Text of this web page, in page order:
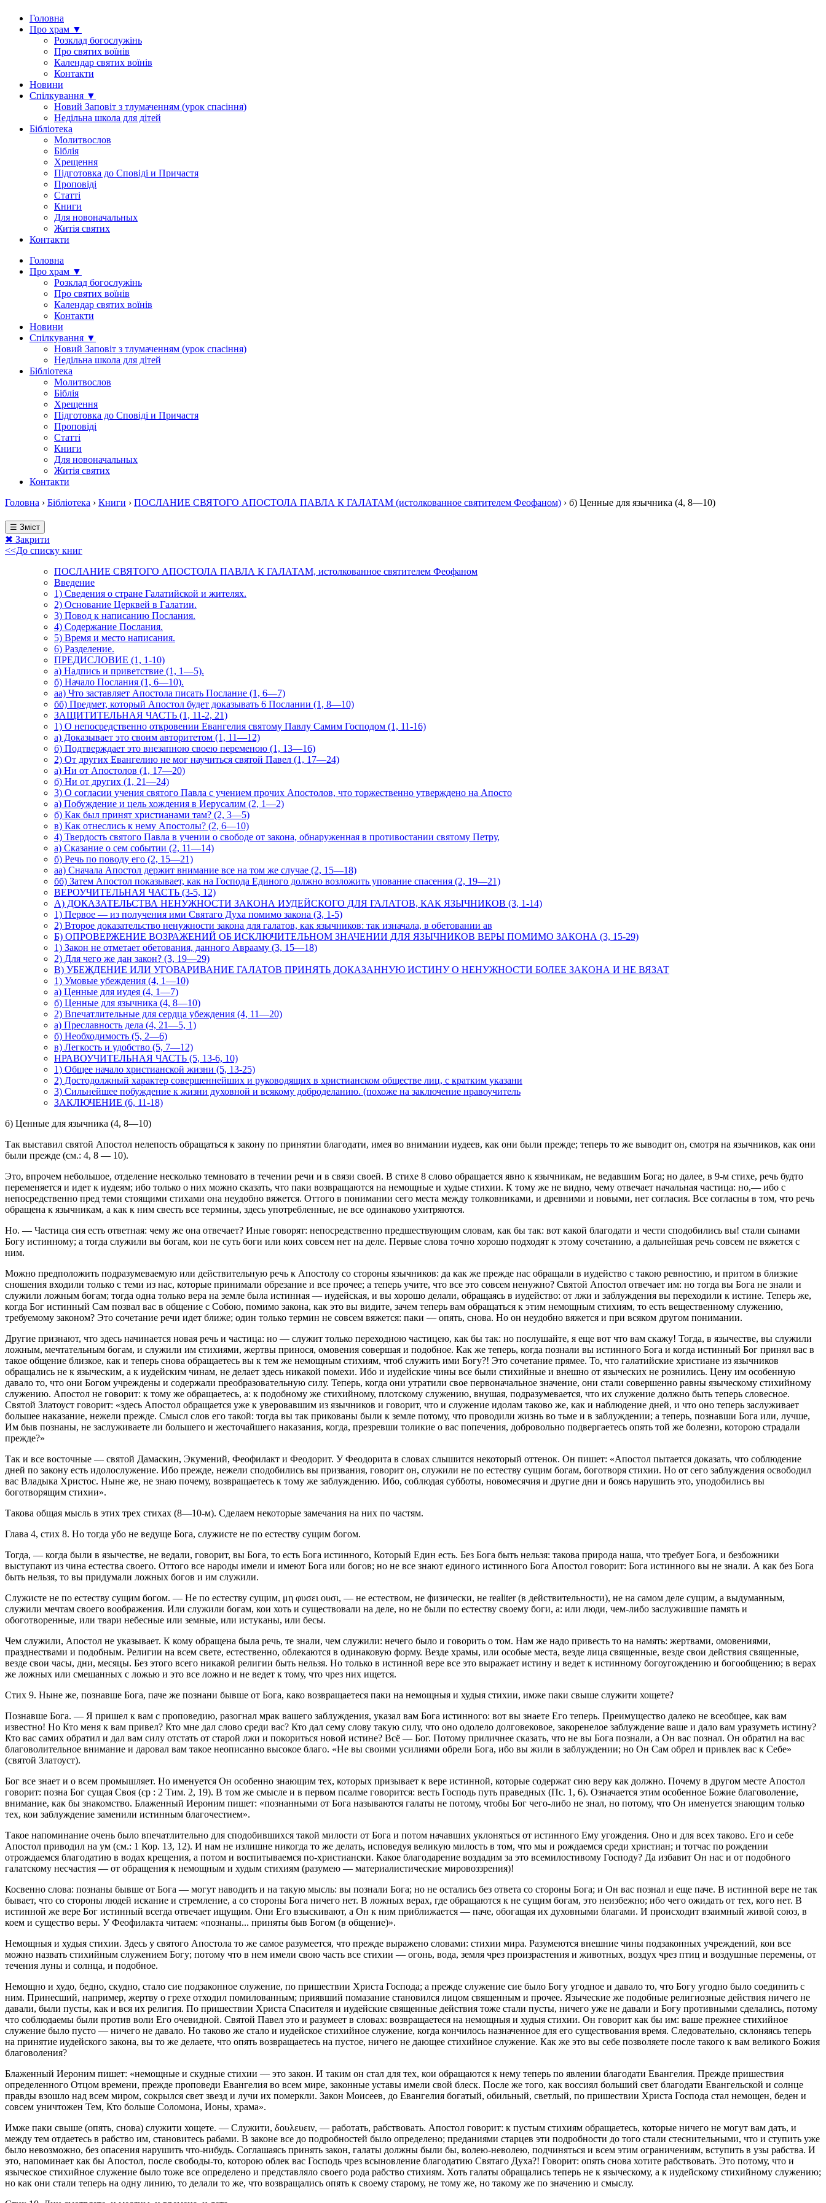
Головна
Про храм ▼
Розклад богослужінь
Про святих воїнів
Календар святих воїнів
Контакти
Новини
Спілкування ▼
Новий Заповіт з тлумаченням (урок спасіння)
Недільна школа для дітей
Бібліотека
Молитвослов
Біблія
Хрещення
Підготовка до Сповіді и Причастя
Проповіді
Статті
Книги
Для новоначальных
Житія святих
Контакти
Головна
Про храм ▼
Розклад богослужінь
Про святих воїнів
Календар святих воїнів
Контакти
Новини
Спілкування ▼
Новий Заповіт з тлумаченням (урок спасіння)
Недільна школа для дітей
Бібліотека
Молитвослов
Біблія
Хрещення
Підготовка до Сповіді и Причастя
Проповіді
Статті
Книги
Для новоначальных
Житія святих
Контакти
Головна › Бібліотека › Книги › ПОСЛАНИЕ СВЯТОГО АПОСТОЛА ПАВЛА К ГАЛАТАМ (истолкованное святителем Феофаном) › б) Ценные для язычника (4, 8—10)
☰ Зміст
✖ Закрити
<<До списку книг
ПОСЛАНИЕ СВЯТОГО АПОСТОЛА ПАВЛА К ГАЛАТАМ, истолкованное святителем Феофаном
Введение
1) Сведения о стране Галатийской и жителях.
2) Основание Церквей в Галатии.
3) Повод к написанию Послания.
4) Содержание Послания.
5) Время и место написания.
6) Разделение.
ПРЕДИСЛОВИЕ (1, 1-10)
а) Надпись и приветствие (1, 1—5).
б) Начало Послания (1, 6—10).
аа) Что заставляет Апостола писать Послание (1, 6—7)
бб) Предмет, который Апостол будет доказывать 6 Послании (1, 8—10)
ЗАЩИТИТЕЛЬНАЯ ЧАСТЬ (1, 11-2, 21)
1) О непосредственно откровении Евангелия святому Павлу Самим Господом (1, 11-16)
а) Доказывает это своим авторитетом (1, 11—12)
б) Подтверждает это внезапною своею переменою (1, 13—16)
2) От других Евангелию не мог научиться святой Павел (1, 17—24)
а) Ни от Апостолов (1, 17—20)
б) Ни от других (1, 21—24)
3) О согласии учения святого Павла с учением прочих Апостолов, что торжественно утверждено на Апосто
а) Побуждение и цель хождения в Иерусалим (2, 1—2)
б) Как был принят христианами там? (2, 3—5)
в) Как отнеслись к нему Апостолы? (2, 6—10)
4) Твердость святого Павла в учении о свободе от закона, обнаруженная в противостании святому Петру,
а) Сказание о сем событии (2, 11—14)
б) Речь по поводу его (2, 15—21)
аа) Сначала Апостол держит внимание все на том же случае (2, 15—18)
бб) Затем Апостол показывает, как на Господа Единого должно возложить упование спасения (2, 19—21)
ВЕРОУЧИТЕЛЬНАЯ ЧАСТЬ (3-5, 12)
А) ДОКАЗАТЕЛЬСТВА НЕНУЖНОСТИ ЗАКОНА ИУДЕЙСКОГО ДЛЯ ГАЛАТОВ, КАК ЯЗЫЧНИКОВ (3, 1-14)
1) Первое — из получения ими Святаго Духа помимо закона (3, 1-5)
2) Второе доказательство ненужности закона для галатов, как язычников: так изначала, в обетовании ав
Б) ОПРОВЕРЖЕНИЕ ВОЗРАЖЕНИЙ ОБ ИСКЛЮЧИТЕЛЬНОМ ЗНАЧЕНИИ ДЛЯ ЯЗЫЧНИКОВ ВЕРЫ ПОМИМО ЗАКОНА (3, 15-29)
1) Закон не отметает обетования, данного Аврааму (3, 15—18)
2) Для чего же дан закон? (3, 19—29)
В) УБЕЖДЕНИЕ ИЛИ УГОВАРИВАНИЕ ГАЛАТОВ ПРИНЯТЬ ДОКАЗАННУЮ ИСТИНУ О НЕНУЖНОСТИ БОЛЕЕ ЗАКОНА И НЕ ВЯЗАТ
1) Умовые убеждения (4, 1—10)
а) Ценные для иудея (4, 1—7)
б) Ценные для язычника (4, 8—10)
2) Впечатлительные для сердца убеждения (4, 11—20)
а) Преславность дела (4, 21—5, 1)
б) Необходимость (5, 2—6)
в) Легкость и удобство (5, 7—12)
НРАВОУЧИТЕЛЬНАЯ ЧАСТЬ (5, 13-6, 10)
1) Общее начало христианской жизни (5, 13-25)
2) Достодолжный характер совершеннейших и руководящих в христианском обществе лиц, с кратким указани
3) Сильнейшее побуждение к жизни духовной и всякому доброделанию. (похоже на заключение нравоучитель
ЗАКЛЮЧЕНИЕ (6, 11-18)
б) Ценные для язычника (4, 8—10)
Так выставил святой Апостол нелепость обращаться к закону по принятии благодати, имея во внимании иудеев, как они были прежде; теперь то же выводит он, смотря на язычников, как они
были прежде (см.: 4, 8 — 10).
Это, впрочем небольшое, отделение несколько темновато в течении речи и в связи своей. В стихе 8 слово обращается явно к язычникам, не ведавшим Бога; но далее, в 9-м стихе, речь будто
переменяется и идет к иудеям; ибо только о них можно сказать, что паки возвращаются на немощные и худые стихии. К тому же не видно, чему отвечает начальная частица: но,— ибо с
непосредственно пред теми стоящими стихами она неудобно вяжется. Оттого в понимании сего места между толковниками, и древними и новыми, нет согласия. Все согласны в том, что речь
обращена к язычникам, а как к ним свесть все термины, здесь употребленные, не все одинаково ухитряются.
Но. — Частица сия есть ответная: чему же она отвечает? Иные говорят: непосредственно предшествующим словам, как бы так: вот какой благодати и чести сподобились вы! стали сынами
Богу истинному; а тогда служили вы богам, кои не суть боги или коих совсем нет на деле. Первые слова точно хорошо подходят к этому сочетанию, а дальнейшая речь совсем не вяжется с
ним.
Можно предположить подразумеваемую или действительную речь к Апостолу со стороны язычников: да как же прежде нас обращали в иудейство с такою ревностию, и притом в близкие
сношения входили только с теми из нас, которые принимали обрезание и все прочее; а теперь учите, что все это совсем ненужно? Святой Апостол отвечает им: но тогда вы Бога не знали и
служили ложным богам; тогда одна только вера на земле была истинная — иудейская, и вы хорошо делали, обращаясь в иудейство: от лжи и заблуждения вы переходили к истине. Теперь же,
когда Бог истинный Сам позвал вас в общение с Собою, помимо закона, как это вы видите, зачем теперь вам обращаться к этим немощным стихиям, то есть вещественному служению,
требуемому законом? Это сочетание речи идет ближе; один только термин не совсем вяжется: паки — опять, снова. Но он неудобно вяжется и при всяком другом понимании.
Другие признают, что здесь начинается новая речь и частица: но — служит только переходною частицею, как бы так: но послушайте, я еще вот что вам скажу! Тогда, в язычестве, вы служили
ложным, мечтательным богам, и служили им стихиями, жертвы принося, омовения совершая и подобное. Как же теперь, когда познали вы истинного Бога и когда истинный Бог принял вас в
такое общение близкое, как и теперь снова обращаетесь вы к тем же немощным стихиям, чтоб служить ими Богу?! Это сочетание прямее. То, что галатийские христиане из язычников
обращались не к языческим, а к иудейским чинам, не делает здесь никакой помехи. Ибо и иудейские чины все были стихийные и внешно от языческих не рознились. Цену им особенную
давало то, что они Богом учреждены и содержали преобразовательную силу. Теперь, когда они утратили свое первоначальное значение, они стали совершенно равны языческому стихийному
служению. Апостол не говорит: к тому же обращаетесь, а: к подобному же стихийному, плотскому служению, внушая, подразумевается, что их служение должно быть теперь словесное.
Святой Златоуст говорит: «здесь Апостол обращается уже к уверовавшим из язычников и говорит, что и служение идолам таково же, как и наблюдение дней, и что оно теперь заслуживает
большее наказание, нежели прежде. Смысл слов его такой: тогда вы так прикованы были к земле потому, что проводили жизнь во тьме и в заблуждении; а теперь, познавши Бога или, лучше,
Им быв познаны, не заслуживаете ли большего и жесточайшего наказания, когда, презревши толикие о вас попечения, добровольно подвергаетесь опять той же болезни, которою страдали
прежде?»
Так и все восточные — святой Дамаскин, Экумений, Феофилакт и Феодорит. У Феодорита в словах слышится некоторый оттенок. Он пишет: «Апостол пытается доказать, что соблюдение
дней по закону есть идолослужение. Ибо прежде, нежели сподобились вы призвания, говорит он, служили не по естеству сущим богам, боготворя стихии. Но от сего заблуждения освободил
вас Владыка Христос. Ныне же, не знаю почему, возвращаетесь к тому же заблуждению. Ибо, соблюдая субботы, новомесячия и другие дни и боясь нарушить это, уподобились вы
боготворящим стихии».
Такова общая мысль в этих трех стихах (8—10-м). Сделаем некоторые замечания на них по частям.
Глава 4, стих 8. Но тогда убо не ведуще Бога, служисте не по естеству сущим богом.
Тогда, — когда были в язычестве, не ведали, говорит, вы Бога, то есть Бога истинного, Который Един есть. Без Бога быть нельзя: такова природа наша, что требует Бога, и безбожники
выступают из чина естества своего. Оттого все народы имели и имеют Бога или богов; но не все знают единого истинного Бога Апостол говорит: Бога истинного вы не знали. А как без Бога
быть нельзя, то вы придумали ложных богов и им служили.
Служисте не по естеству сущим богом. — Не по естеству сущим, μη φυσει ουσι, — не естеством, не физически, не realiter (в действительности), не на самом деле сущим, а выдуманным,
служили мечтам своего воображения. Или служили богам, кои хоть и существовали на деле, но не были по естеству своему боги, а: или люди, чем-либо заслужившие память и
обоготворенные, или твари небесные или земные, или истуканы, или бесы.
Чем служили, Апостол не указывает. К кому обращена была речь, те знали, чем служили: нечего было и говорить о том. Нам же надо привесть то на намять: жертвами, омовениями,
празднествами и подобным. Религии на всем свете, естественно, облекаются в одинаковую форму. Везде храмы, или особые места, везде лица священные, везде свои действия священные,
везде свои часы, дни, месяцы. Без этого всего никакой религии быть нельзя. Но только в истинной вере все это выражает истину и ведет к истинному богоугождению и богообщению; в верах
же ложных или смешанных с ложью и это все ложно и не ведет к тому, что чрез них ищется.
Стих 9. Ныне же, познавше Бога, паче же познани бывше от Бога, како возвращаетеся паки на немощныя и худыя стихии, имже паки свыше служити хощете?
Познавше Бога. — Я пришел к вам с проповедию, разогнал мрак вашего заблуждения, указал вам Бога истинного: вот вы знаете Его теперь. Преимущество далеко не всеобщее, как вам
известно! Но Кто меня к вам привел? Кто мне дал слово среди вас? Кто дал сему слову такую силу, что оно одолело долговековое, закоренелое заблуждение ваше и дало вам уразуметь истину?
Кто вас самих обратил и дал вам силу отстать от старой лжи и покориться новой истине? Всё — Бог. Потому приличнее сказать, что не вы Бога познали, а Он вас познал. Он обратил на вас
благоволительное внимание и даровал вам такое неописанно высокое благо. «Не вы своими усилиями обрели Бога, ибо вы жили в заблуждении; но Он Сам обрел и привлек вас к Себе»
(святой Златоуст).
Бог все знает и о всем промышляет. Но именуется Он особенно знающим тех, которых призывает к вере истинной, которые содержат сию веру как должно. Почему в другом месте Апостол
говорит: позна Бог сущая Своя (ср : 2 Тим. 2, 19). В том же смысле и в первом псалме говорится: весть Господь путь праведных (Пс. 1, 6). Означается этим особенное Божие благоволение,
внимание, как бы знакомство. Блаженный Иероним пишет: «познанными от Бога называются галаты не потому, чтобы Бог чего-либо не знал, но потому, что Он именуется знающим только
тех, кои заблуждение заменили истинным благочестием».
Такое напоминание очень было впечатлительно для сподобившихся такой милости от Бога и потом начавших уклоняться от истинного Ему угождения. Оно и для всех таково. Его и себе
Апостол приводил на ум (см.: 1 Кор. 13, 12). И нам не излишне никогда то же делать, исповедуя великую милость в том, что мы и рождаемся среди христиан; и тотчас по рождении
отрождаемся благодатию в водах крещения, а потом и воспитываемся по-христиански. Какое благодарение воздадим за это всемилостивому Господу? Да избавит Он нас и от подобного
галатскому несчастия — от обращения к немощным и худым стихиям (разумею — материалистические мировоззрения)!
Косвенно слова: познаны бывше от Бога — могут наводить и на такую мысль: вы познали Бога; но не остались без ответа со стороны Бога; и Он вас познал и еще паче. В истинной вере не так
бывает, что со стороны людей искание и стремление, а со стороны Бога ничего нет. В ложных верах, где обращаются к не сущим богам, это неизбежно; ибо чего ожидать от тех, кого нет. В
истинной же вере Бог истинный всегда отвечает ищущим. Они Его взыскивают, а Он к ним приближается — паче, обогащая их духовными благами. И происходит взаимный живой союз, в
коем и существо веры. У Феофилакта читаем: «познаны... приняты быв Богом (в общение)».
Немощныя и худыя стихии. Здесь у святого Апостола то же самое разумеется, что прежде выражено словами: стихии мира. Разумеются внешние чины подзаконных учреждений, кои все
можно назвать стихийным служением Богу; потому что в нем имели свою часть все стихии — огонь, вода, земля чрез произрастения и животных, воздух чрез птиц и воздушные перемены, от
течения луны и солнца, и подобное.
Немощно и худо, бедно, скудно, стало сие подзаконное служение, по пришествии Христа Господа; а прежде служение сие было Богу угодное и давало то, что Богу угодно было соединить с
ним. Принесший, например, жертву о грехе отходил помилованным; приявший помазание становился лицом священным и прочее. Языческие же подобные религиозные действия ничего не
давали, были пусты, как и вся их религия. По пришествии Христа Спасителя и иудейские священные действия тоже стали пусты, ничего уже не давали и Богу противными сделались, потому
что соблюдаемы были против воли Его очевидной. Святой Павел это и разумеет в словах: возвращаетеся на немощныя и худыя стихии. Он говорит как бы им: ваше прежнее стихийное
служение было пусто — ничего не давало. Но таково же стало и иудейское стихийное служение, когда кончилось назначенное для его существования время. Следовательно, склоняясь теперь
на принятие иудейского закона, вы то же делаете, что опять возвращаетесь на пустое, ничего не дающее стихийное служение. Как же это вы себе позволяете после такого к вам великого Божия
благоволения?
Блаженный Иероним пишет: «немощные и скудные стихии — это закон. И таким он стал для тех, кои обращаются к нему теперь по явлении благодати Евангелия. Прежде пришествия
определенного Отцом времени, прежде проповеди Евангелия во всем мире, законные уставы имели свой блеск. После же того, как воссиял больший свет благодати Евангельской и солнце
правды взошло над всем миром, сокрылся свет звезд и лучи их померкли. Закон Моисеев, до Евангелия богатый, обильный, светлый, по пришествии Христа Господа стал немощен, беден и
совсем уничтожен Тем, Кто больше Соломона, Ионы, храма».
Имже паки свыше (опять, снова) служити хощете. — Служити, δουλευειν, — работать, рабствовать. Апостол говорит: к пустым стихиям обращаетесь, которые ничего не могут вам дать, и
между тем отдаетесь в рабство им, становитесь рабами. В законе все до подробностей было определено; преданиями старцев эти подробности до того стали стеснительными, что и ступить уже
было невозможно, без опасения нарушить что-нибудь. Соглашаясь принять закон, галаты должны были бы, волею-неволею, подчиняться и всем этим ограничениям, вступить в узы рабства. И
это, напоминает как бы Апостол, после свободы-то, которою облек вас Господь чрез всыновление благодатию Святаго Духа?! Говорит: опять снова хотите рабствовать. Это потому, что и
языческое стихийное служение было тоже все определено и представляло своего рода рабство стихиям. Хоть галаты обращались теперь не к языческому, а к иудейскому стихийному служению;
но как они стали теперь на одну линию, то делали то же, что возвращались опять к своему старому, не тому же, но такому же по значению и смыслу.